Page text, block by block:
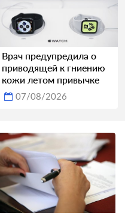
Врач предупредила о
приводящей к гниению
кожи летом привычке
07/08/2026